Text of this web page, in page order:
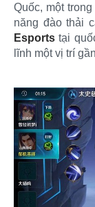
Quốc, một
năng đào thải
Esports tại
lĩnh một vị trí